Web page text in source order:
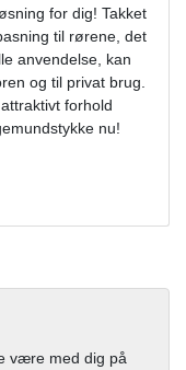
for dig! Takket
til rørene, det
anvendelse, kan
og til privat brug.
forhold
nu!
være med dig på